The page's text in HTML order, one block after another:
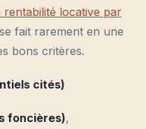
locative par
fait rarement en une
bons critères.
cités)
foncières),